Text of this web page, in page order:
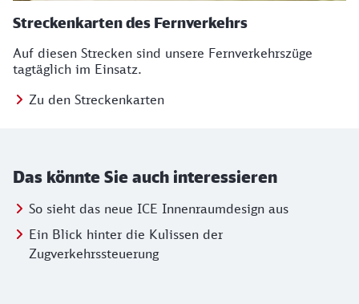
Streckenkarten des Fernverkehrs
Auf diesen Strecken sind unsere Fernverkehrszüge
tagtäglich im Einsatz.
Zu den Streckenkarten
Das könnte Sie auch interessieren
So sieht das neue ICE Innenraumdesign aus
Ein Blick hinter die Kulissen der
Zugverkehrssteuerung